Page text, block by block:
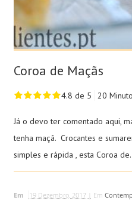
Coroa de Maçãs
4.8 de 5 20
Já o devo ter comentado aqui,
tenha maçã. Crocantes e
simples e rápida , esta Coroa
Em 19 Dezembro, 2017 | Em